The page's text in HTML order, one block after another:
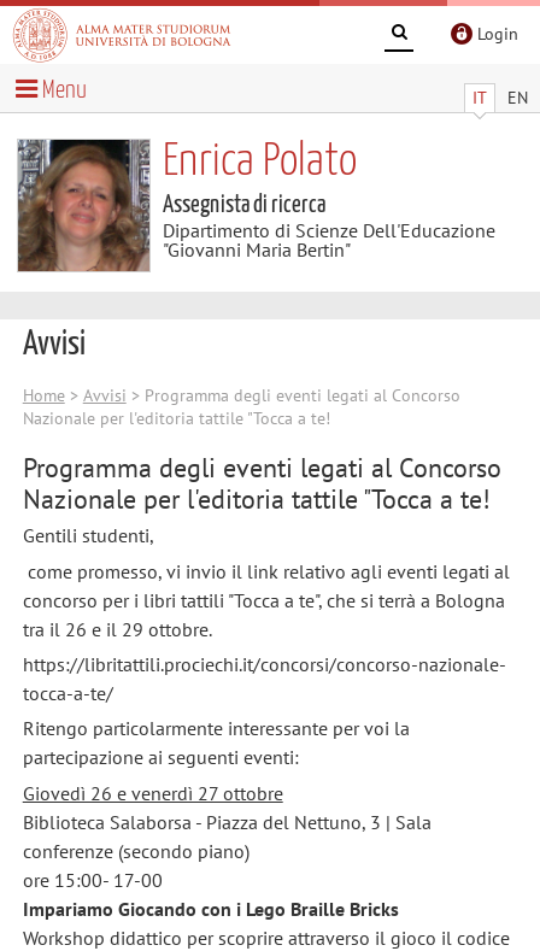
Login
IT EN
Menu
Enrica Polato
Assegnista di ricerca
Dipartimento di Scienze Dell'Educazione
"Giovanni Maria Bertin"
Avvisi
Home> Avvisi > Programma degli eventi legati al Concorso
Nazionale per l'editoria tattile "Tocca a te!
Programma degli eventi legati al Concorso
Nazionale per l'editoria tattile "Tocca a te!
Gentili studenti,
come promesso, vi invio il link relativo agli eventi legati al
concorso per i libri tattili "Tocca a te", che si terrà a Bologna
tra il 26 e il 29 ottobre.
https://libritattili.prociechi.it/concorsi/concorso-nazionale-
tocca-a-te/
Ritengo particolarmente interessante per voi la
partecipazione ai seguenti eventi:
Giovedì 26 e venerdì 27 ottobre
Biblioteca Salaborsa - Piazza del Nettuno, 3 | Sala
conferenze (secondo piano)
ore 15:00- 17-00
Impariamo Giocando con i Lego Braille Bricks
Workshop didattico per scoprire attraverso il gioco il codice